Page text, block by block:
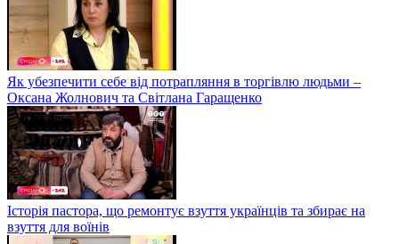
Як убезпечити себе від потрапляння в торгівлю людьми –
Оксана Жолнович та Світлана Гаращенко
Історія пастора, що ремонтує взуття українців та збирає на
взуття для воїнів